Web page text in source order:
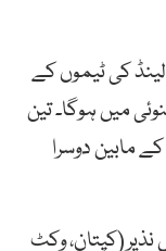
کی ٹیموں کے
میں ہوگا۔ تین
مابین دوسرا
نذیر (کپتان، وکٹ